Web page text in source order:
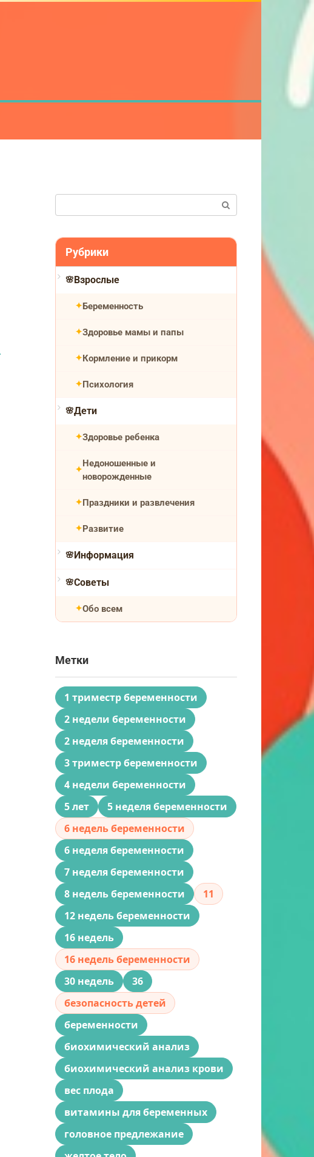
Рубрики
Взрослые
Беременность
Здоровье мамы и папы
Кормление и прикорм
Психология
Дети
Здоровье ребенка
Недоношенные и
новорожденные
Праздники и развлечения
Развитие
Информация
Советы
Обо всем
Метки
1 триместр беременности
2 недели беременности
2 неделя беременности
3 триместр беременности
4 недели беременности
5 лет
5 неделя беременности
6 недель беременности
6 неделя беременности
7 неделя беременности
8 недель беременности
11
12 недель беременности
16 недель
16 недель беременности
30 недель
36
безопасность детей
беременности
биохимический анализ
биохимический анализ крови
вес плода
витамины для беременных
головное предлежание